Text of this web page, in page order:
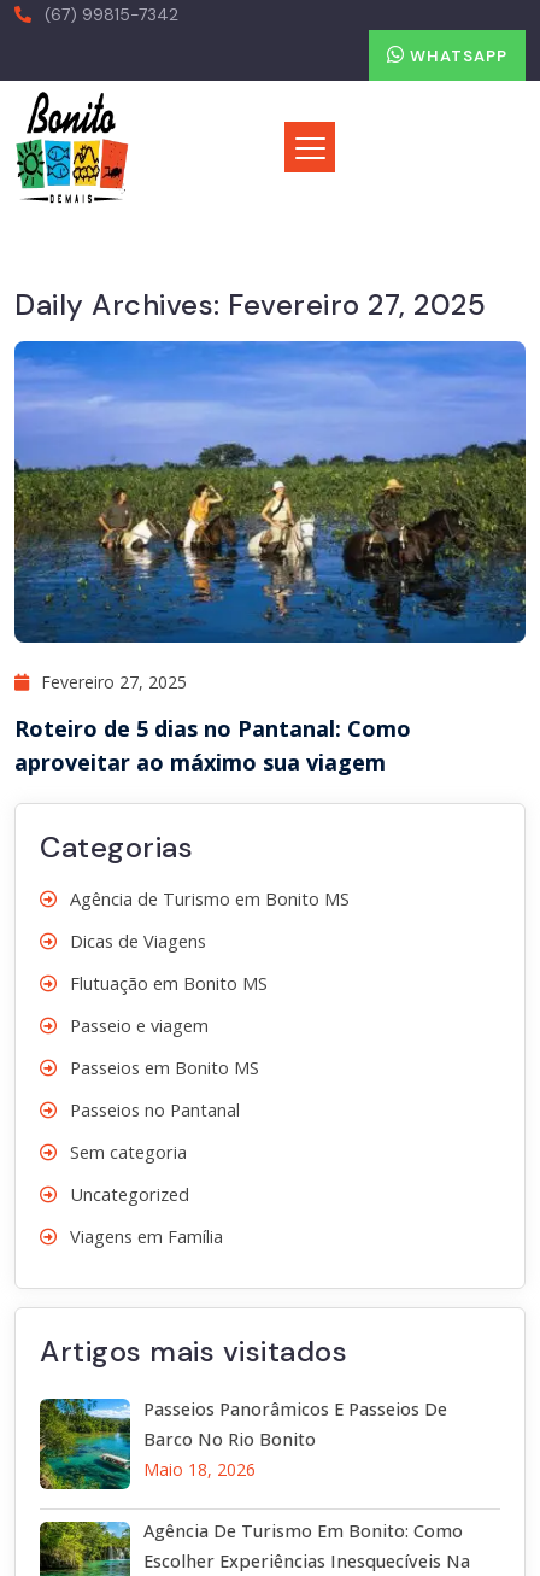
(67) 99815-7342
WHATSAPP
Daily Archives: Fevereiro 27, 2025
Fevereiro 27, 2025
Roteiro de 5 dias no Pantanal: Como
aproveitar ao máximo sua viagem
Categorias
Agência de Turismo em Bonito MS
Dicas de Viagens
Flutuação em Bonito MS
Passeio e viagem
Passeios em Bonito MS
Passeios no Pantanal
Sem categoria
Uncategorized
Viagens em Família
Artigos mais visitados
Passeios Panorâmicos E Passeios De
Barco No Rio Bonito
Maio 18, 2026
Agência De Turismo Em Bonito: Como
Escolher Experiências Inesquecíveis Na